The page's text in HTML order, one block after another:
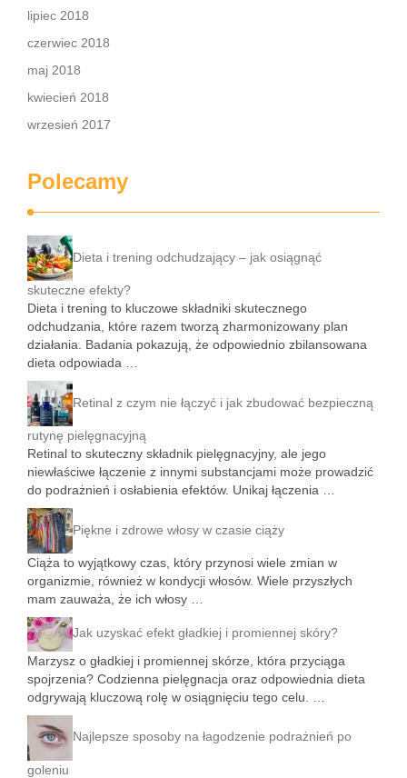
lipiec 2018
czerwiec 2018
maj 2018
kwiecień 2018
wrzesień 2017
Polecamy
Dieta i trening odchudzający – jak osiągnąć
skuteczne efekty?
Dieta i trening to kluczowe składniki skutecznego
odchudzania, które razem tworzą zharmonizowany plan
działania. Badania pokazują, że odpowiednio zbilansowana
dieta odpowiada …
Retinal z czym nie łączyć i jak zbudować bezpieczną
rutynę pielęgnacyjną
Retinal to skuteczny składnik pielęgnacyjny, ale jego
niewłaściwe łączenie z innymi substancjami może prowadzić
do podrażnień i osłabienia efektów. Unikaj łączenia …
Piękne i zdrowe włosy w czasie ciąży
Ciąża to wyjątkowy czas, który przynosi wiele zmian w
organizmie, również w kondycji włosów. Wiele przyszłych
mam zauważa, że ich włosy …
Jak uzyskać efekt gładkiej i promiennej skóry?
Marzysz o gładkiej i promiennej skórze, która przyciąga
spojrzenia? Codzienna pielęgnacja oraz odpowiednia dieta
odgrywają kluczową rolę w osiągnięciu tego celu. …
Najlepsze sposoby na łagodzenie podrażnień po
goleniu